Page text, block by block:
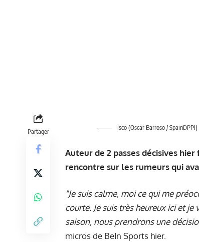
Partager Isco (Oscar Barroso / SpainDPPI)
Auteur de 2 passes décisives
rencontre sur les rumeurs qui
"Je suis calme, moi ce qui me
courte. Je suis très heureux ici et
saison, nous prendrons une
micros de BeIn Sports hier.